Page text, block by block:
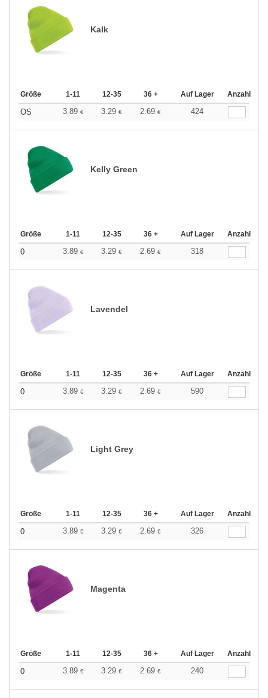
Kalk
Größe 1-11 12-35 36 + Auf Lager Anzahl
OS 3.89 € 3.29 € 2.69 € 424
Kelly Green
Größe 1-11 12-35 36 + Auf Lager Anzahl
0 3.89 € 3.29 € 2.69 € 318
Lavendel
Größe 1-11 12-35 36 + Auf Lager Anzahl
0 3.89 € 3.29 € 2.69 € 590
Light Grey
Größe 1-11 12-35 36 + Auf Lager Anzahl
0 3.89 € 3.29 € 2.69 € 326
Magenta
Größe 1-11 12-35 36 + Auf Lager Anzahl
0 3.89 € 3.29 € 2.69 € 240